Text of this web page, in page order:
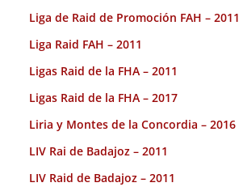
Liga de Raid de Promoción FAH – 2011
Liga Raid FAH – 2011
Ligas Raid de la FHA – 2011
Ligas Raid de la FHA – 2017
Liria y Montes de la Concordia – 2016
LIV Rai de Badajoz – 2011
LIV Raid de Badajoz – 2011